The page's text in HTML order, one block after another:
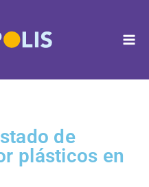
de
plásticos en